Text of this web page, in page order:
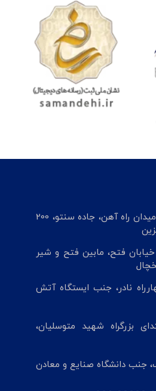
شعبه مرکزی: تبریز، میدان راه آهن، جاده سنتو، 200
خیابان فتح، مابین فتح و شیر
نادر، جنب ایستگاه آتش
بزرگراه شهید متوسلیان،
جنب دانشگاه صنایع و معادن